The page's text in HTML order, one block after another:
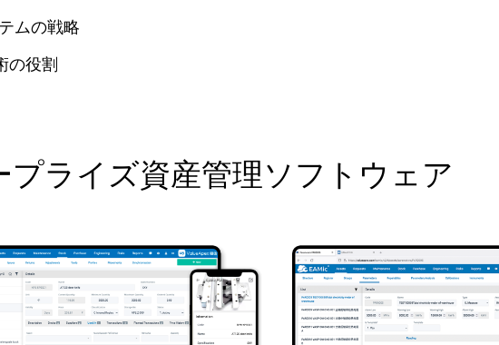
ムの戦略
の役割
ライズ資産管理ソフトウェア